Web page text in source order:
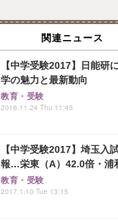
関連ニュース
【中学受験2017】日能研
学の魅力と最新動向
教育・受験
2016.11.24 Thu 11:45
【中学受験2017】埼玉入
報…栄東（A）42.0倍・浦
教育・受験
2017.1.10 Tue 13:15